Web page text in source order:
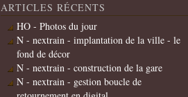
ARTICLES RÉCENTS
HO - Photos du jour
N - nextrain - implantation de la ville - le
fond de décor
N - nextrain - construction de la gare
N - nextrain - gestion boucle de